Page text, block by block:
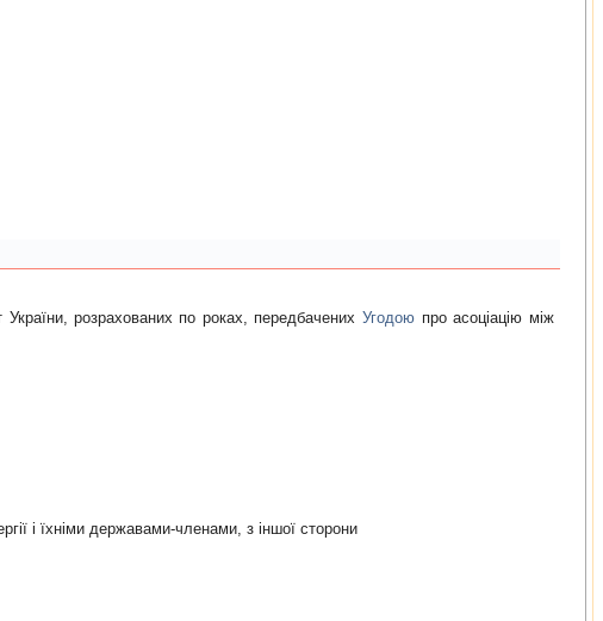
розрахованих по роках, передбачених Угодоюпро асоціацію між
i їхнiми державами-членами, з iншої сторони